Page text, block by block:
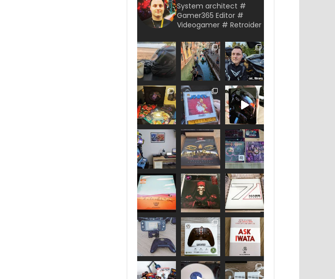
System architect #
Gamer365 Editor #
Videogamer # Retroider